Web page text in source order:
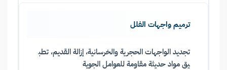
ترميم واجهات الفلل
تجديد الواجهات الحجرية والخرسانية، إزالة القديم، تطب
يق مواد حديثة مقاومة للعوامل الجوية